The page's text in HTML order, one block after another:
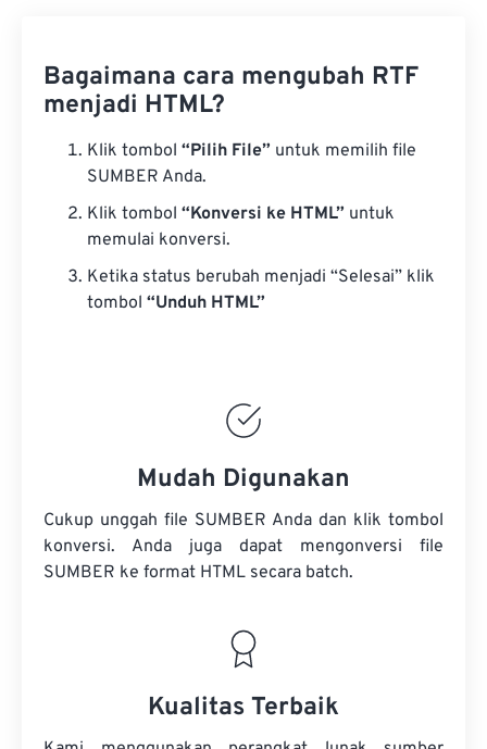
Bagaimana cara mengubah RTF
menjadi HTML?
Klik tombol “Pilih File” untuk memilih file
SUMBER Anda.
Klik tombol “Konversi ke HTML” untuk
memulai konversi.
Ketika status berubah menjadi “Selesai” klik
tombol “Unduh HTML”
Mudah Digunakan
Cukup unggah file SUMBER Anda dan klik tombol
konversi. Anda juga dapat mengonversi file
SUMBER ke format HTML secara batch.
Kualitas Terbaik